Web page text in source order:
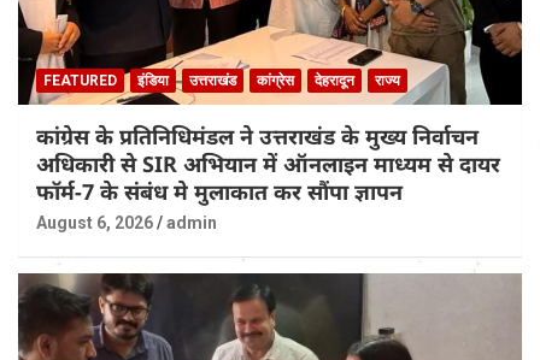
FEATURED इंडिया उत्तराखंड कांग्रेस देहरादून राज्य
कांग्रेस के प्रतिनिधिमंडल ने उत्तराखंड के मुख्य निर्वाचन
अधिकारी से SIR अभियान में ऑनलाइन माध्यम से दायर
फॉर्म-7 के संबंध मे मुलाकात कर सौंपा ज्ञापन
August 6, 2026 admin